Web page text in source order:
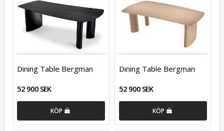
Dining Table Bergman
52 900 SEK
KÖP
Dining Table Bergman
52 900 SEK
KÖP